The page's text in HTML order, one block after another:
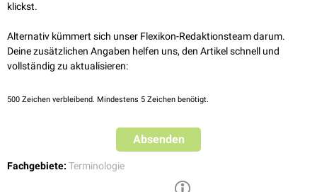
klickst.
Alternativ kümmert sich unser Flexikon-Redaktionsteam darum.
Deine zusätzlichen Angaben helfen uns, den Artikel schnell und
vollständig zu aktualisieren:
500 Zeichen verbleibend. Mindestens 5 Zeichen benötigt.
Absenden
Fachgebiete: Terminologie